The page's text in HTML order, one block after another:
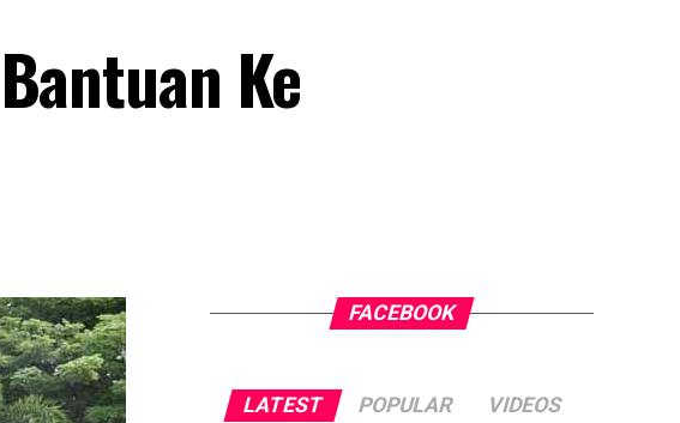
Ke
FACEBOOK
LATEST POPULAR VIDEOS